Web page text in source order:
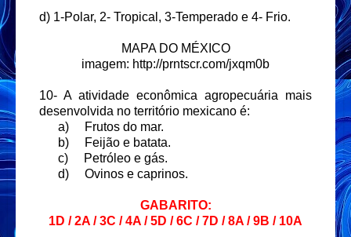
d) 1-Polar, 2- Tropical, 3-Temperado e 4- Frio.
MAPA DO MÉXICO
imagem: http://prntscr.com/jxqm0b
10- A atividade econômica agropecuária mais
desenvolvida no território mexicano é:
a)
Frutos do mar.
b)
Feijão e batata.
c)
Petróleo e gás.
d)
Ovinos e caprinos.
GABARITO:
1D / 2A / 3C / 4A / 5D / 6C / 7D / 8A / 9B / 10A